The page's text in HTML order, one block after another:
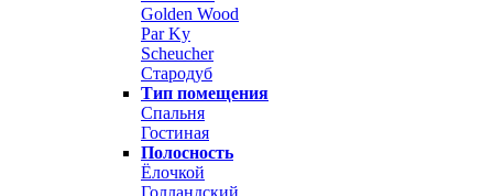
Golden Wood
Par Ky
Scheucher
Стародуб
Тип помещения
Спальня
Гостиная
Полосность
Ёлочкой